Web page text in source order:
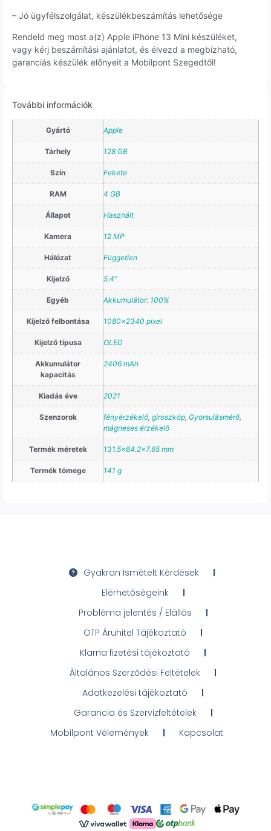
– Jó ügyfélszolgálat, készülékbeszámítás lehetősége
Rendeld meg most a(z) Apple iPhone 13 Mini készüléket,
vagy kérj beszámítási ajánlatot, és élvezd a megbízható,
garanciás készülék előnyeit a Mobilpont Szegedtől!
További információk
Gyártó Apple
Tárhely 128 GB
Szín Fekete
RAM 4 GB
Állapot Használt
Kamera 12 MP
Hálózat Független
Kijelző 5.4"
Egyéb Akkumulátor: 100%
Kijelző felbontása 1080×2340 pixel
Kijelző típusa OLED
Akkumulátor
kapacitás
2406 mAh
Kiadás éve 2021
Szenzorok fényérzékelő, giroszkóp, Gyorsulásmérő,
mágneses érzékelő
Termék méretek 131.5×64.2×7.65 mm
Termék tömege 141 g
Gyakran Ismételt Kérdések
Elérhetőségeink
Probléma jelentés / Elállás
OTP Áruhitel Tájékoztató
Klarna fizetési tájékoztató
Általános Szerződési Feltételek
Adatkezelési tájékoztató
Garancia és Szervizfeltételek
Mobilpont Vélemények
Kapcsolat